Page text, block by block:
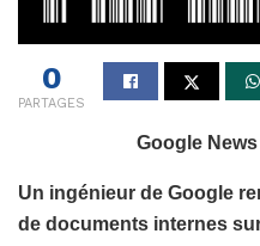
0
PARTAGES
Google
Un ingénieur de Google
de documents internes